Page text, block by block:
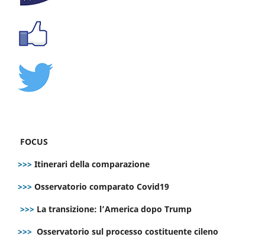
FOCUS
>>> Itinerari della comparazione
>>> Osservatorio comparato Covid19
>>> La transizione: l’America dopo Trump
>>> Osservatorio sul processo costituente cileno